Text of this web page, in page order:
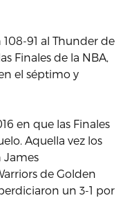
91 al Thunder de
Finales de la NBA,
el séptimo y
en que las Finales
Aquella vez los
James
de Golden
un 3-1 por